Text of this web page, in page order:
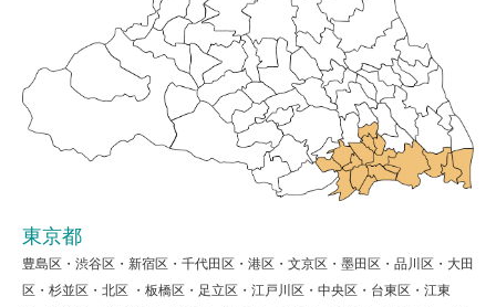
東京都
豊島区・渋谷区・新宿区・千代田区・港区・文京区・墨田区・品川区・大田
区・杉並区・北区 ・板橋区・足立区・江戸川区・中央区・台東区・江東